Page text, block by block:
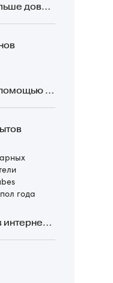
Молодежь стала больше доверять рекомендациям в закрытых Telegram-чатах, чем официальной рекламе
Как оживить фото с помощью нейросетей в 2026 году: 17 бесплатных онлайн-сервисов, приложений и ботов
года
Доски объявлений в интернете: какие лучше и безопаснее? Сравниваем 5 популярных